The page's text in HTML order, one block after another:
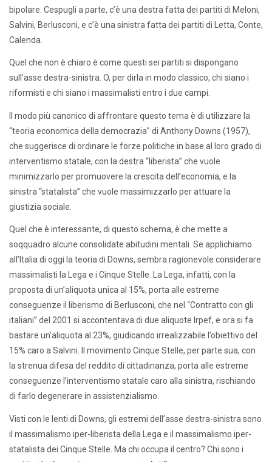
bipolare. Cespugli a parte, c’è una destra fatta dei partiti di Meloni,
Salvini, Berlusconi, e c’è una sinistra fatta dei partiti di Letta, Conte,
Calenda.
Quel che non è chiaro è come questi sei partiti si dispongano
sull’asse destra-sinistra. O, per dirla in modo classico, chi siano i
riformisti e chi siano i massimalisti entro i due campi.
Il modo più canonico di affrontare questo tema è di utilizzare la
“teoria economica della democrazia” di Anthony Downs (1957),
che suggerisce di ordinare le forze politiche in base al loro grado di
interventismo statale, con la destra “liberista” che vuole
minimizzarlo per promuovere la crescita dell’economia, e la
sinistra “statalista” che vuole massimizzarlo per attuare la
giustizia sociale.
Quel che è interessante, di questo schema, è che mette a
soqquadro alcune consolidate abitudini mentali. Se applichiamo
all’Italia di oggi la teoria di Downs, sembra ragionevole considerare
massimalisti la Lega e i Cinque Stelle. La Lega, infatti, con la
proposta di un’aliquota unica al 15%, porta alle estreme
conseguenze il liberismo di Berlusconi, che nel “Contratto con gli
italiani” del 2001 si accontentava di due aliquote Irpef, e ora si fa
bastare un’aliquota al 23%, giudicando irrealizzabile l’obiettivo del
15% caro a Salvini. Il movimento Cinque Stelle, per parte sua, con
la strenua difesa del reddito di cittadinanza, porta alle estreme
conseguenze l’interventismo statale caro alla sinistra, rischiando
di farlo degenerare in assistenzialismo.
Visti con le lenti di Downs, gli estremi dell’asse destra-sinistra sono
il massimalismo iper-liberista della Lega e il massimalismo iper-
statalista dei Cinque Stelle. Ma chi occupa il centro? Chi sono i